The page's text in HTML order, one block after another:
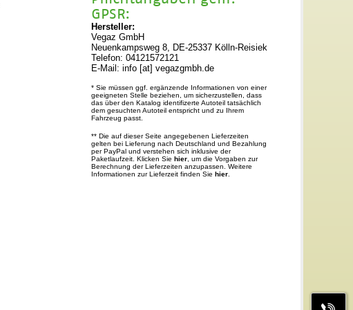
GPSR:
Hersteller:
Vegaz GmbH
Neuenkampsweg 8, DE-25337 Kölln-Reisiek
Telefon: 04121572121
E-Mail: info [at] vegazgmbh.de
* Sie müssen ggf. ergänzende Informationen von einer
geeigneten Stelle beziehen, um sicherzustellen, dass
das über den Katalog identifizerte Autoteil tatsächlich
dem gesuchten Autoteil entspricht und zu Ihrem
Fahrzeug passt.
** Die auf dieser Seite angegebenen Lieferzeiten
gelten bei Lieferung nach Deutschland und Bezahlung
per PayPal und verstehen sich inklusive der
Paketlaufzeit. Klicken Siehier , um die Vorgaben zur
Berechnung der Lieferzeiten anzupassen. Weitere
Informationen zur Lieferzeit finden Siehier